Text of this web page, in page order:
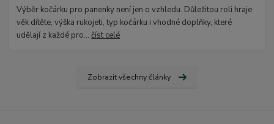
Výběr kočárku pro panenky není jen o vzhledu. Důležitou roli hraje
věk dítěte, výška rukojeti, typ kočárku i vhodné doplňky, které
udělají z každé pro...číst celé
Zobrazit všechny články